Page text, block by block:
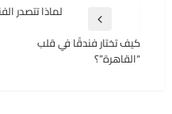
المقالات
المقالة
السابقة
لماذا تتصدر
المقالة
كيف تختار فندقًا في قلب
“القاهرة”؟